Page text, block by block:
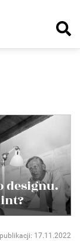
designu.
17.11.2022